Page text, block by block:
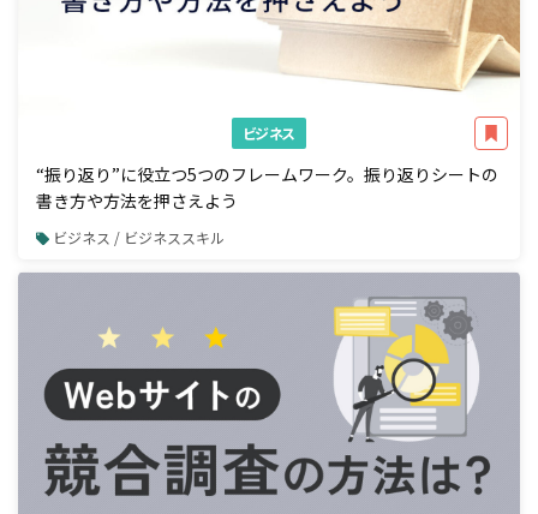
ビジネス
“振り返り”に役立つ5つのフレームワーク。振り返りシートの
書き方や方法を押さえよう
ビジネス / ビジネススキル